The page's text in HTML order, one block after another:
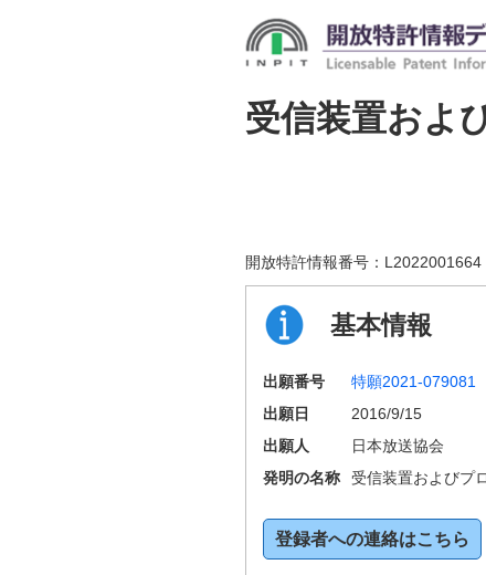
受信装置およ
開放特許情報番号： L2022001664
基本情報
出願番号 特願2021-079081
出願日
2016/9/15
出願人
日本放送協会
発明の名称
受信装置およびプ
登録者への連絡はこちら